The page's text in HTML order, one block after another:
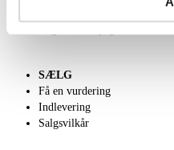
SÆLG
Få en vurdering
Indlevering
Salgsvilkår